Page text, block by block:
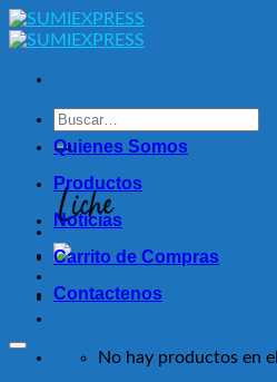
Skip
to
Buscar
por:
No hay productos en
Quienes Somos
Productos
Noticias
Carrito de Compras
Contactenos